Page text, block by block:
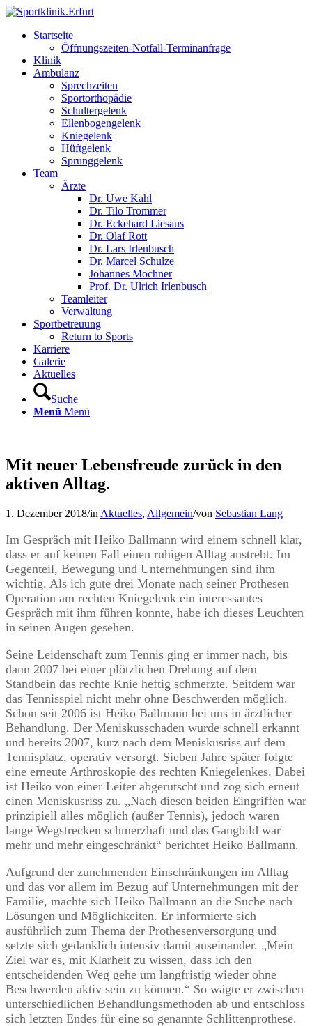
Startseite
Öffnungszeiten-Notfall-Terminanfrage
Klinik
Ambulanz
Sprechzeiten
Sportorthopädie
Schultergelenk
Ellenbogengelenk
Kniegelenk
Hüftgelenk
Sprunggelenk
Team
Ärzte
Dr. Uwe Kahl
Dr. Tilo Trommer
Dr. Eckehard Liesaus
Dr. Olaf Rott
Dr. Lars Irlenbusch
Dr. Marcel Schulze
Johannes Mochner
Prof. Dr. Ulrich Irlenbusch
Teamleiter
Verwaltung
Sportbetreuung
Return to Sports
Karriere
Galerie
Aktuelles
Suche
Menü Menü
Mit neuer Lebensfreude zurück in den
aktiven Alltag.
1. Dezember 2018/in Aktuelles, Allgemein/von Sebastian Lang
Im Gespräch mit Heiko Ballmann wird einem schnell klar,
dass er auf keinen Fall einen ruhigen Alltag anstrebt. Im
Gegenteil, Bewegung und Unternehmungen sind ihm
wichtig. Als ich gute drei Monate nach seiner Prothesen
Operation am rechten Kniegelenk ein interessantes
Gespräch mit ihm führen konnte, habe ich dieses Leuchten
in seinen Augen gesehen.
Seine Leidenschaft zum Tennis ging er immer nach, bis
dann 2007 bei einer plötzlichen Drehung auf dem
Standbein das rechte Knie heftig schmerzte. Seitdem war
das Tennisspiel nicht mehr ohne Beschwerden möglich.
Schon seit 2006 ist Heiko Ballmann bei uns in ärztlicher
Behandlung. Der Meniskusschaden wurde schnell erkannt
und bereits 2007, kurz nach dem Meniskusriss auf dem
Tennisplatz, operativ versorgt. Sieben Jahre später folgte
eine erneute Arthroskopie des rechten Kniegelenkes. Dabei
ist Heiko von einer Leiter abgerutscht und zog sich erneut
einen Meniskusriss zu. „Nach diesen beiden Eingriffen war
prinzipiell alles möglich (außer Tennis), jedoch waren
lange Wegstrecken schmerzhaft und das Gangbild war
mehr und mehr eingeschränkt“ berichtet Heiko Ballmann.
Aufgrund der zunehmenden Einschränkungen im Alltag
und das vor allem im Bezug auf Unternehmungen mit der
Familie, machte sich Heiko Ballmann an die Suche nach
Lösungen und Möglichkeiten. Er informierte sich
ausführlich zum Thema der Prothesenversorgung und
setzte sich gedanklich intensiv damit auseinander. „Mein
Ziel war es, mit Klarheit zu wissen, dass ich den
entscheidenden Weg gehe um langfristig wieder ohne
Beschwerden aktiv sein zu können.“ So wägte er zwischen
unterschiedlichen Behandlungsmethoden ab und entschloss
sich letzten Endes für eine so genannte Schlittenprothese.